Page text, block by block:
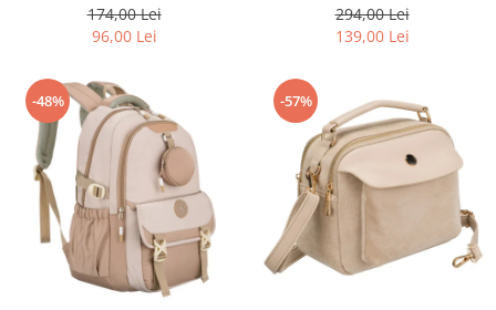
rezistent cu port USB,
acoperită cu un model vegetal
- Rovicky PTR-R-TL15608-8831
174,00 Lei
96,00 Lei
formă de inimă - Peterson
PTR-PTN BIEDRONKA G54
294,00 Lei
139,00 Lei
-48% -57%